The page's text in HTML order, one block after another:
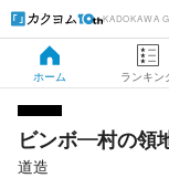
KADOKAWA
ホーム ランキン
ビンボ―村の領
道造